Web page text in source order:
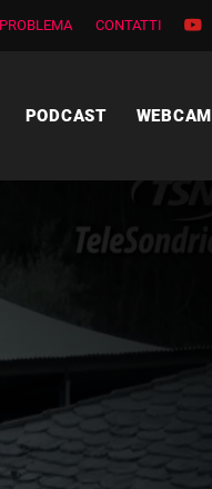
CONTATTI
PODCAST WEBCAM